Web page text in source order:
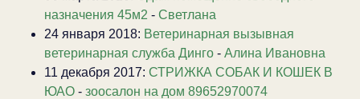
назначения 45м2 - Светлана
24 января 2018: Ветеринарная вызывная
ветеринарная служба Динго - Алина Ивановна
11 декабря 2017: СТРИЖКА СОБАК И КОШЕК В
ЮАО - зоосалон на дом 89652970074